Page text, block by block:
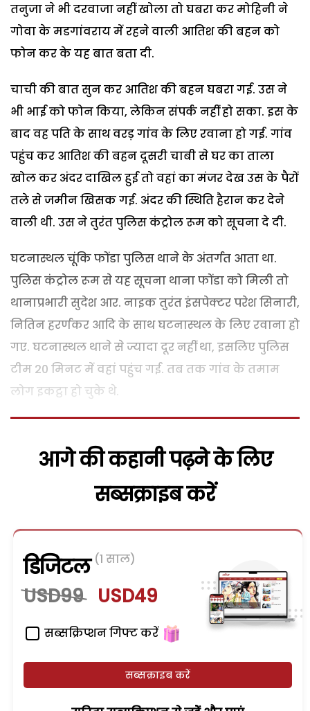
तनुजा ने भी दरवाजा नहीं खोला तो घबरा कर मोहिनी ने
गोवा के मडगांवराय में रहने वाली आतिश की बहन को
फोन कर के यह बात बता दी.
चाची की बात सुन कर आतिश की बहन घबरा गई. उस ने
भी भाई को फोन किया, लेकिन संपर्क नहीं हो सका. इस के
बाद वह पति के साथ वरड़ गांव के लिए रवाना हो गई. गांव
पहुंच कर आतिश की बहन दूसरी चाबी से घर का ताला
खोल कर अंदर दाखिल हुई तो वहां का मंजर देख उस के पैरों
तले से जमीन खिसक गई. अंदर की स्थिति हैरान कर देने
वाली थी. उस ने तुरंत पुलिस कंट्रोल रूम को सूचना दे दी.
घटनास्थल चूंकि फोंडा पुलिस थाने के अंतर्गत आता था.
पुलिस कंट्रोल रूम से यह सूचना थाना फोंडा को मिली तो
थानाप्रभारी सुदेश आर. नाइक तुरंत इंसपेक्टर परेश सिनारी,
नितिन हरर्णकर आदि के साथ घटनास्थल के लिए रवाना हो
गए. घटनास्थल थाने से ज्यादा दूर नहीं था, इसलिए पुलिस
टीम 20 मिनट में वहां पहुंच गई. तब तक गांव के तमाम
लोग इकट्ठा हो चुके थे.
आगे की कहानी पढ़ने के लिए
सब्सक्राइब करें
डिजिटल (1 साल)
USD99 USD49
सब्सक्रिप्शन गिफ्ट करें
सब्सक्राइब करें